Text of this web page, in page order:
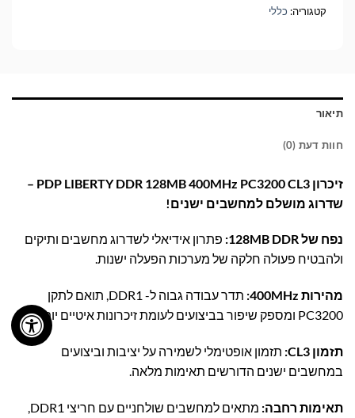
קטגוריה: כללי
תיאור
חוות דעת (0)
זיכרון PDP LIBERTY DDR 128MB 400MHz PC3200 CL3 –
שדרוג מושלם למחשבים ישנים!
נפח של 128MB DDR:
פתרון אידיאלי לשדרוג מחשבים ותיקים
ולהבטיח פעולה חלקה של מערכות הפעלה ישנות.
מהירות 400MHz:
תדר עבודה גבוה ל- DDR1, תואם לתקן
PC3200 ומספק שיפור בביצועים לעומת זיכרונות איטיים יותר.
תזמון CL3:
תזמון אופטימלי לשמירה על יציבות וביצועים
במחשבים ישנים הדורשים תאימות מלאה.
תאימות רחבה: